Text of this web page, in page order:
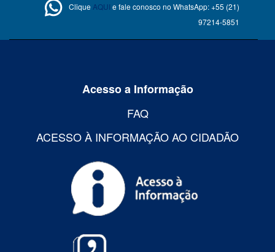
Clique AQUI e fale conosco no WhatsApp: +55 (21)
97214-5851
Acesso a Informação
FAQ
ACESSO À INFORMAÇÃO AO CIDADÃO